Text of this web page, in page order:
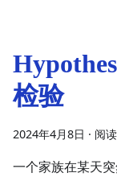
检验
2024年4月8日 · 阅
一个家族在某天